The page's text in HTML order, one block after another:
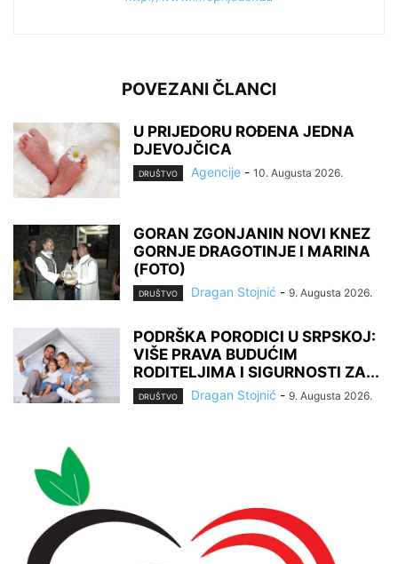
POVEZANI ČLANCI
U PRIJEDORU ROĐENA JEDNA
DJEVOJČICA
DRUŠTVO Agencije - 10. Augusta 2026.
GORAN ZGONJANIN NOVI KNEZ
GORNJE DRAGOTINJE I MARINA
(FOTO)
DRUŠTVO Dragan Stojnić - 9. Augusta 2026.
PODRŠKA PORODICI U SRPSKOJ:
VIŠE PRAVA BUDUĆIM
RODITELJIMA I SIGURNOSTI ZA...
DRUŠTVO Dragan Stojnić - 9. Augusta 2026.